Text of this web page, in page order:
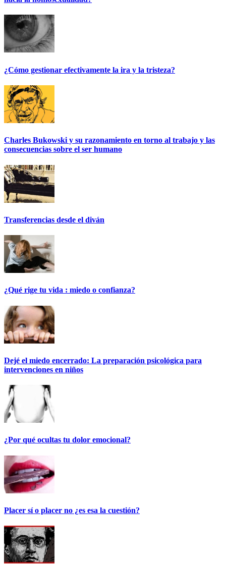
¿Cómo gestionar efectivamente la ira y la tristeza?
Charles Bukowski y su razonamiento en torno al trabajo y las
consecuencias sobre el ser humano
Transferencias desde el diván
¿Qué rige tu vida : miedo o confianza?
Dejé el miedo encerrado: La preparación psicológica para
intervenciones en niños
¿Por qué ocultas tu dolor emocional?
Placer sí o placer no ¿es esa la cuestión?